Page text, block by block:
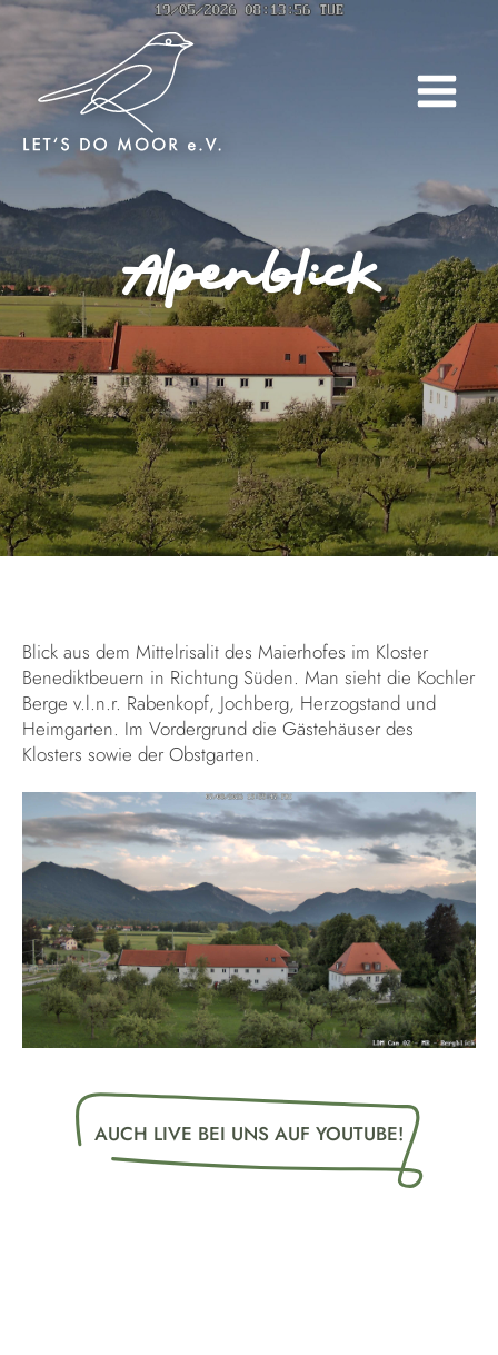
Alpenblick
Blick aus dem Mittelrisalit des Maierhofes im Kloster
Benediktbeuern in Richtung Süden. Man sieht die Kochler
Berge v.l.n.r. Rabenkopf, Jochberg, Herzogstand und
Heimgarten. Im Vordergrund die Gästehäuser des
Klosters sowie der Obstgarten.
AUCH LIVE BEI UNS AUF YOUTUBE!